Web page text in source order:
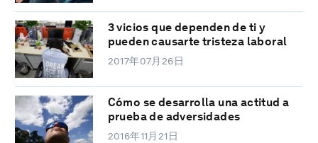
3 vicios que dependen de ti y
pueden causarte tristeza laboral
2017年07月26日
Cómo se desarrolla una actitud a
prueba de adversidades
2016年11月21日